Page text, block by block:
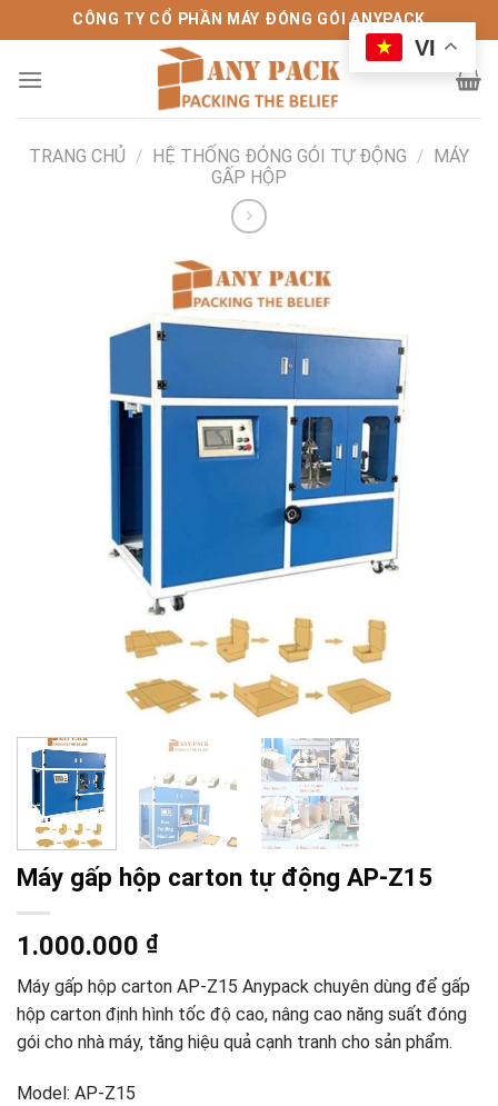
qua
nội
CÔNG TY CỔ PHẦN MÁY ĐÓNG GÓI ANYPACK
TRANG CHỦ / HỆ THỐNG ĐÓNG GÓI TỰ ĐỘNG / MÁY
GẤP HỘP
Máy gấp hộp carton tự động AP-Z15
1.000.000 ₫
Máy gấp hộp carton AP-Z15 Anypack chuyên dùng để gấp
hộp carton định hình tốc độ cao, nâng cao năng suất đóng
gói cho nhà máy, tăng hiệu quả cạnh tranh cho sản phẩm.
Model: AP-Z15
VI